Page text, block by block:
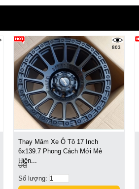
803
Thay Mâm Xe Ô Tô 17 Inch
6x139.7 Phong Cách Mới Mẻ
Hiện...
0đ
Số lượng: